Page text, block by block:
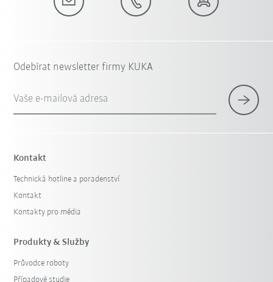
Odebírat newsletter firmy KUKA
Vaše e-mailová adresa
Kontakt
Technická hotline a poradenství
Kontakt
Kontakty pro média
Produkty & Služby
Průvodce roboty
Případové studie